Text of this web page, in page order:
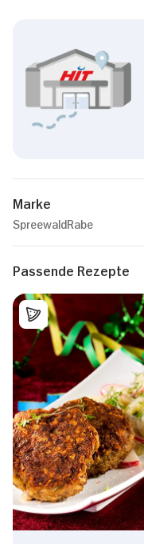
Marke
SpreewaldRabe
Passende Rezepte